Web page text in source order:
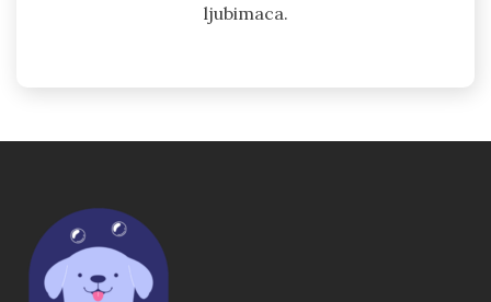
ljubimaca.